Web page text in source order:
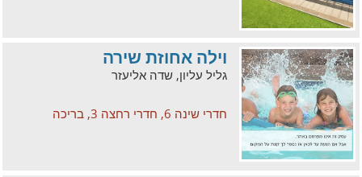
וילה אחוזת שירה
גליל עליון, שדה אליעזר
חדרי שינה 6, חדרי רחצה 3, בריכה